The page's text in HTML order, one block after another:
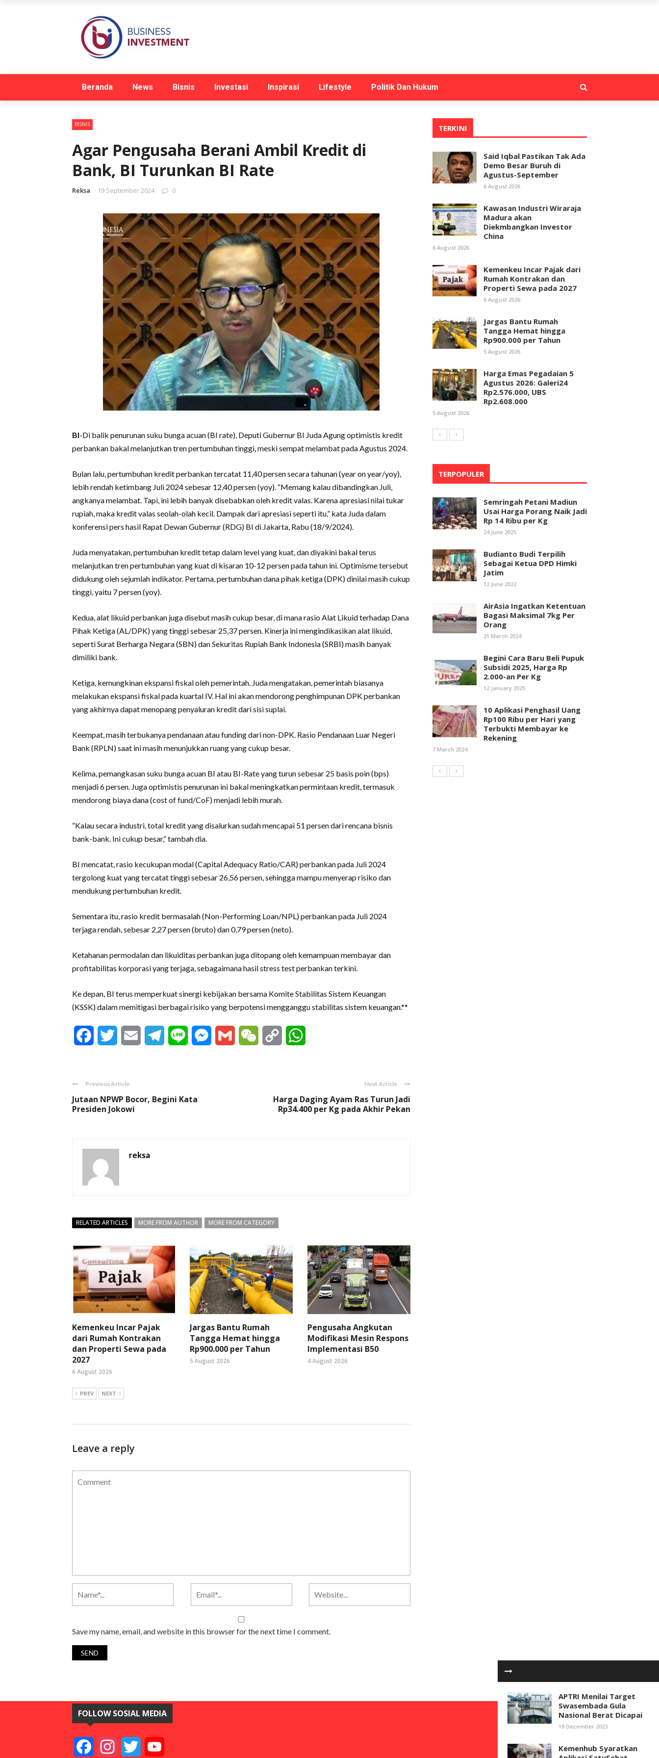
Beranda News Bisnis Investasi Inspirasi Lifestyle Politik Dan Hukum
BISNIS
Agar Pengusaha Berani Ambil Kredit di
Bank, BI Turunkan BI Rate
Reksa 19 September 2024 0
BI-Di balik penurunan suku bunga acuan (BI rate), Deputi Gubernur BI Juda Agung optimistis kredit
perbankan bakal melanjutkan tren pertumbuhan tinggi, meski sempat melambat pada Agustus 2024.
Bulan lalu, pertumbuhan kredit perbankan tercatat 11,40 persen secara tahunan (year on year/yoy),
lebih rendah ketimbang Juli 2024 sebesar 12,40 persen (yoy). “Memang kalau dibandingkan Juli,
angkanya melambat. Tapi, ini lebih banyak disebabkan oleh kredit valas. Karena apresiasi nilai tukar
rupiah, maka kredit valas seolah-olah kecil. Dampak dari apresiasi seperti itu,” kata Juda dalam
konferensi pers hasil Rapat Dewan Gubernur (RDG) BI di Jakarta, Rabu (18/9/2024).
Juda menyatakan, pertumbuhan kredit tetap dalam level yang kuat, dan diyakini bakal terus
melanjutkan tren pertumbuhan yang kuat di kisaran 10-12 persen pada tahun ini. Optimisme tersebut
didukung oleh sejumlah indikator. Pertama, pertumbuhan dana pihak ketiga (DPK) dinilai masih cukup
tinggi, yaitu 7 persen (yoy).
Kedua, alat likuid perbankan juga disebut masih cukup besar, di mana rasio Alat Likuid terhadap Dana
Pihak Ketiga (AL/DPK) yang tinggi sebesar 25,37 persen. Kinerja ini mengindikasikan alat likuid,
seperti Surat Berharga Negara (SBN) dan Sekuritas Rupiah Bank Indonesia (SRBI) masih banyak
dimiliki bank.
Ketiga, kemungkinan ekspansi fiskal oleh pemerintah. Juda mengatakan, pemerintah biasanya
melakukan ekspansi fiskal pada kuartal IV. Hal ini akan mendorong penghimpunan DPK perbankan
yang akhirnya dapat menopang penyaluran kredit dari sisi suplai.
Keempat, masih terbukanya pendanaan atau funding dari non-DPK. Rasio Pendanaan Luar Negeri
Bank (RPLN) saat ini masih menunjukkan ruang yang cukup besar.
Kelima, pemangkasan suku bunga acuan BI atau BI-Rate yang turun sebesar 25 basis poin (bps)
menjadi 6 persen. Juga optimistis penurunan ini bakal meningkatkan permintaan kredit, termasuk
mendorong biaya dana (cost of fund/CoF) menjadi lebih murah.
“Kalau secara industri, total kredit yang disalurkan sudah mencapai 51 persen dari rencana bisnis
bank-bank. Ini cukup besar,” tambah dia.
BI mencatat, rasio kecukupan modal (Capital Adequacy Ratio/CAR) perbankan pada Juli 2024
tergolong kuat yang tercatat tinggi sebesar 26,56 persen, sehingga mampu menyerap risiko dan
mendukung pertumbuhan kredit.
Sementara itu, rasio kredit bermasalah (Non-Performing Loan/NPL) perbankan pada Juli 2024
terjaga rendah, sebesar 2,27 persen (bruto) dan 0,79 persen (neto).
Ketahanan permodalan dan likuiditas perbankan juga ditopang oleh kemampuan membayar dan
profitabilitas korporasi yang terjaga, sebagaimana hasil stress test perbankan terkini.
Ke depan, BI terus memperkuat sinergi kebijakan bersama Komite Stabilitas Sistem Keuangan
(KSSK) dalam memitigasi berbagai risiko yang berpotensi mengganggu stabilitas sistem keuangan.**
FacebookTwitter Email Telegram
Line Messenger
Gmail WeChat Copy
Previous Article
Jutaan NPWP Bocor, Begini Kata
Presiden Jokowi
Next Article
Harga Daging Ayam Ras Turun Jadi
Rp34.400 per Kg pada Akhir Pekan
reksa
RELATED ARTICLES MORE FROM AUTHOR MORE FROM CATEGORY
Kemenkeu Incar Pajak
dari Rumah Kontrakan
dan Properti Sewa pada
2027
6 August 2026
Jargas Bantu Rumah
Tangga Hemat hingga
Rp900.000 per Tahun
5 August 2026
Pengusaha Angkutan
Modifikasi Mesin Respons
Implementasi B50
4 August 2026
PREV NEXT
Leave a reply
Save my name, email, and website in this browser for the next time I comment.
APTRI Menilai Target
Swasembada Gula
Nasional Berat Dicapai
19 December 2023
Kemenhub Syaratkan
TERKINI
Said Iqbal Pastikan Tak Ada
Demo Besar Buruh di
Agustus-September
6 August 2026
Kawasan Industri Wiraraja
Madura akan
Diekmbangkan Investor
China
6 August 2026
Kemenkeu Incar Pajak dari
Rumah Kontrakan dan
Properti Sewa pada 2027
6 August 2026
Jargas Bantu Rumah
Tangga Hemat hingga
Rp900.000 per Tahun
5 August 2026
Harga Emas Pegadaian 5
Agustus 2026: Galeri24
Rp2.576.000, UBS
Rp2.608.000
5 August 2026
TERPOPULER
Semringah Petani Madiun
Usai Harga Porang Naik Jadi
Rp 14 Ribu per Kg
24 June 2025
Budianto Budi Terpilih
Sebagai Ketua DPD Himki
Jatim
12 June 2022
AirAsia Ingatkan Ketentuan
Bagasi Maksimal 7kg Per
Orang
21 March 2024
Begini Cara Baru Beli Pupuk
Subsidi 2025, Harga Rp
2.000-an Per Kg
12 January 2025
10 Aplikasi Penghasil Uang
Rp100 Ribu per Hari yang
Terbukti Membayar ke
Rekening
7 March 2024
FOLLOW SOSIAL MEDIA
FacebookInstagramTwitter